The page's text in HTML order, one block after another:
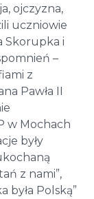
ojczyzna,
uczniowie
Skorupka i
–
z
Pawła II
w Mochach
były
z nami”,
była Polską”